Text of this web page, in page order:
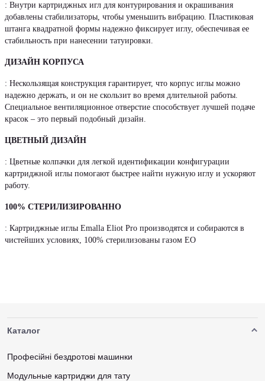
: Внутри картриджных игл для контурирования и окрашивания
добавлены стабилизаторы, чтобы уменьшить вибрацию. Пластиковая
штанга квадратной формы надежно фиксирует иглу, обеспечивая ее
стабильность при нанесении татуировки.
ДИЗАЙН КОРПУСА
: Нескользящая конструкция гарантирует, что корпус иглы можно
надежно держать, и он не скользит во время длительной работы.
Специальное вентиляционное отверстие способствует лучшей подаче
красок – это первый подобный дизайн.
ЦВЕТНЫЙ ДИЗАЙН
: Цветные колпачки для легкой идентификации конфигурации
картриджной иглы помогают быстрее найти нужную иглу и ускоряют
работу.
100% СТЕРИЛИЗИРОВАННО
: Картриджные иглы Emalla Eliot Pro производятся и собираются в
чистейших условиях, 100% стерилизованы газом EO
Каталог
Професійні бездротові машинки
Модульные картриджи для тату